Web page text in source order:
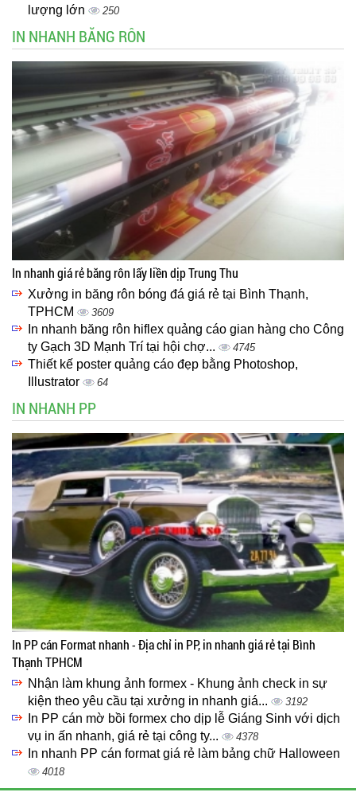
lượng lớn 250
IN NHANH BĂNG RÔN
In nhanh giá rẻ băng rôn lấy liền dịp Trung Thu
Xưởng in băng rôn bóng đá giá rẻ tại Bình Thạnh,
TPHCM
3609
In nhanh băng rôn hiflex quảng cáo gian hàng cho Công
ty Gạch 3D Mạnh Trí tại hội chợ...
4745
Thiết kế poster quảng cáo đẹp bằng Photoshop,
Illustrator
64
IN NHANH PP
In PP cán Format nhanh - Địa chỉ in PP, in nhanh giá rẻ tại Bình
Thạnh TPHCM
Nhận làm khung ảnh formex - Khung ảnh check in sự
kiện theo yêu cầu tại xưởng in nhanh giá...
3192
In PP cán mờ bồi formex cho dịp lễ Giáng Sinh với dịch
vụ in ấn nhanh, giá rẻ tại công ty...
4378
In nhanh PP cán format giá rẻ làm bảng chữ Halloween
4018